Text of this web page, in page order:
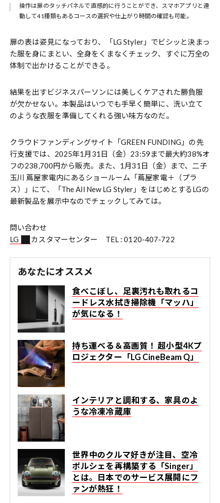
操作は扉のタッチパネルで直感的に行うことができ、スマホアプリと連
動して41種類もあるコースの選択や仕上がり時間の確認も可能。
扉の表は姿見になっており、「LG Styler」でビシッと決まっ
た服を身にまとい、全身をくまなくチェック、すぐに万全の
体制で出かけることができる。
結果を出すビジネスパーソンには美しくケアされた勝負服
が欠かせない。本製品はいつでも手早く簡単に、洗い立て
のような衣服を準備してくれる強い味方なのだ。
クラウドファンディングサイト「GREEN FUNDING」の先
行支援では、2025年1月31日（金）23:59まで最大約38%オ
フの238,700円から販売。また、1月31日（金）まで、二子
玉川 蔦屋家電内にあるショールーム「蔦屋家電＋（プラ
ス）」にて、「The All New LG Styler」をはじめとするLGの
最新製品を展示中なのでチェックしてみては。
問い合わせ
LG
カスタマーセンター TEL : 0120-407-722
あなたにオススメ
⾷べこぼし、⾜裏汚れも取れるコ
ードレス⽔拭き掃除機「マッハ」
が気になる！
持ち運べる＆高画質！ 超小型4Kプ
ロジェクター「LG CineBeam Q」
インテリアと調和する、家具のよ
うな冷凍冷蔵庫
世界中のクルマ好きが注目、空冷
ポルシェを再構築する「Singer」
とは。日本でのサービス展開にフ
ァンが熱狂！